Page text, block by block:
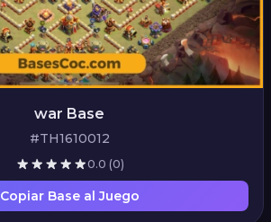
war Base
#TH1610012
0.0 (0)
Copiar Base al Juego